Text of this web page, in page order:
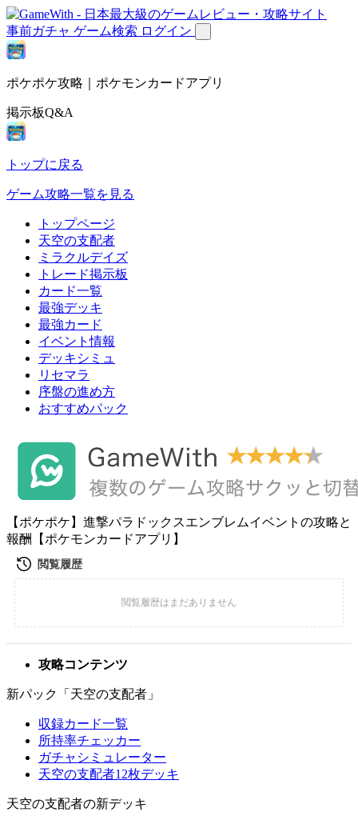
事前ガチャ ゲーム検索 ログイン
ポケポケ攻略｜ポケモンカードアプリ
掲示板Q&A
トップに戻る
ゲーム攻略一覧を見る
トップページ
天空の支配者
ミラクルデイズ
トレード掲示板
カード一覧
最強デッキ
最強カード
イベント情報
デッキシミュ
リセマラ
序盤の進め方
おすすめパック
【ポケポケ】進撃パラドックスエンブレムイベントの攻略と
報酬【ポケモンカードアプリ】
攻略コンテンツ
新パック「天空の支配者」
収録カード一覧
所持率チェッカー
ガチャシミュレーター
天空の支配者12枚デッキ
天空の支配者の新デッキ